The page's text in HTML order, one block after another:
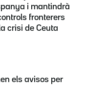
i mantindrà
fronterers
crisi de Ceuta
els avisos per